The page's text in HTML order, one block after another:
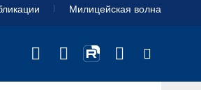
Милицейская волна